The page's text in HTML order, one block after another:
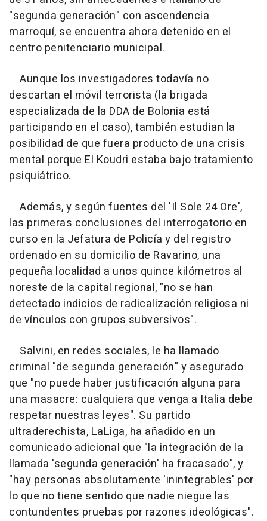
"segunda generación" con ascendencia
marroquí, se encuentra ahora detenido en el
centro penitenciario municipal.
Aunque los investigadores todavía no
descartan el móvil terrorista (la brigada
especializada de la DDA de Bolonia está
participando en el caso), también estudian la
posibilidad de que fuera producto de una crisis
mental porque El Koudri estaba bajo tratamiento
psiquiátrico.
Además, y según fuentes del 'Il Sole 24 Ore',
las primeras conclusiones del interrogatorio en
curso en la Jefatura de Policía y del registro
ordenado en su domicilio de Ravarino, una
pequeña localidad a unos quince kilómetros al
noreste de la capital regional, "no se han
detectado indicios de radicalización religiosa ni
de vínculos con grupos subversivos".
Salvini, en redes sociales, le ha llamado
criminal "de segunda generación" y asegurado
que "no puede haber justificación alguna para
una masacre: cualquiera que venga a Italia debe
respetar nuestras leyes". Su partido
ultraderechista, LaLiga, ha añadido en un
comunicado adicional que "la integración de la
llamada 'segunda generación' ha fracasado", y
"hay personas absolutamente 'inintegrables' por
lo que no tiene sentido que nadie niegue las
contundentes pruebas por razones ideológicas".